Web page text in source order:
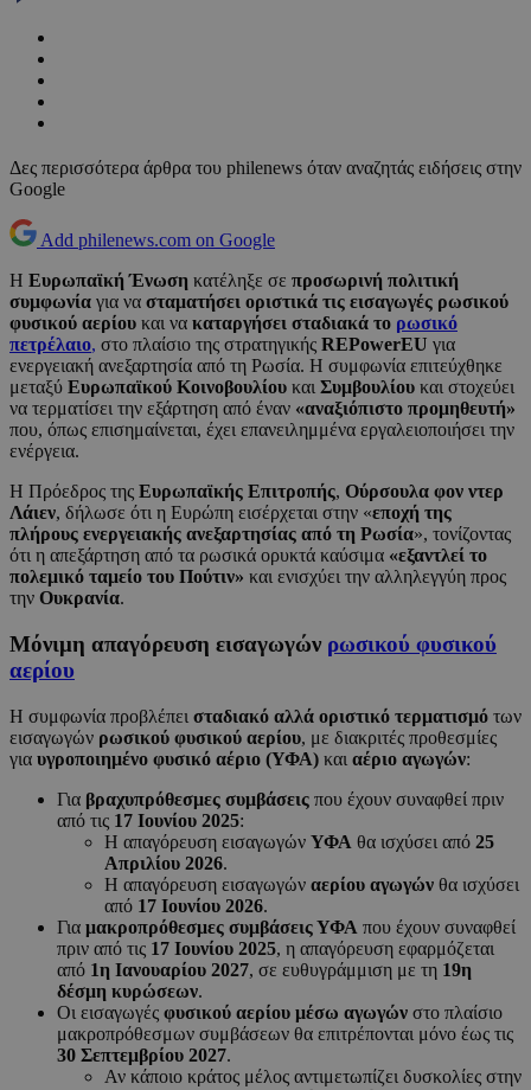
Δες περισσότερα άρθρα του philenews όταν αναζητάς ειδήσεις στην
Google
Add philenews.com on Google
Η Ευρωπαϊκή Ένωση κατέληξε σε προσωρινή πολιτική
συμφωνία για να σταματήσει οριστικά τις εισαγωγές ρωσικού
φυσικού αερίου και να καταργήσει σταδιακά το ρωσικό
πετρέλαιο, στο πλαίσιο της στρατηγικής REPowerEU για
ενεργειακή ανεξαρτησία από τη Ρωσία. Η συμφωνία επιτεύχθηκε
μεταξύ Ευρωπαϊκού Κοινοβουλίου και Συμβουλίου και στοχεύει
να τερματίσει την εξάρτηση από έναν «αναξιόπιστο προμηθευτή»
που, όπως επισημαίνεται, έχει επανειλημμένα εργαλειοποιήσει την
ενέργεια.
Η Πρόεδρος της Ευρωπαϊκής Επιτροπής, Ούρσουλα φον ντερ
Λάιεν, δήλωσε ότι η Ευρώπη εισέρχεται στην «εποχή της
πλήρους ενεργειακής ανεξαρτησίας από τη Ρωσία», τονίζοντας
ότι η απεξάρτηση από τα ρωσικά ορυκτά καύσιμα «εξαντλεί το
πολεμικό ταμείο του Πούτιν» και ενισχύει την αλληλεγγύη προς
την Ουκρανία.
Μόνιμη απαγόρευση εισαγωγών ρωσικού φυσικού
αερίου
Η συμφωνία προβλέπει σταδιακό αλλά οριστικό τερματισμό των
εισαγωγών ρωσικού φυσικού αερίου, με διακριτές προθεσμίες
για υγροποιημένο φυσικό αέριο (ΥΦΑ) και αέριο αγωγών:
Για βραχυπρόθεσμες συμβάσεις που έχουν συναφθεί πριν
από τις 17 Ιουνίου 2025:
Η απαγόρευση εισαγωγών ΥΦΑ θα ισχύσει από 25
Απριλίου 2026.
Η απαγόρευση εισαγωγών αερίου αγωγών θα ισχύσει
από 17 Ιουνίου 2026.
Για μακροπρόθεσμες συμβάσεις ΥΦΑ που έχουν συναφθεί
πριν από τις 17 Ιουνίου 2025, η απαγόρευση εφαρμόζεται
από 1η Ιανουαρίου 2027, σε ευθυγράμμιση με τη 19η
δέσμη κυρώσεων.
Οι εισαγωγές φυσικού αερίου μέσω αγωγών στο πλαίσιο
μακροπρόθεσμων συμβάσεων θα επιτρέπονται μόνο έως τις
30 Σεπτεμβρίου 2027.
Αν κάποιο κράτος μέλος αντιμετωπίζει δυσκολίες στην